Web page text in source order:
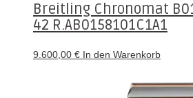
Breitling Chronomat
42 R.AB0158101C1A1
9.600,00 € In den Warenkorb